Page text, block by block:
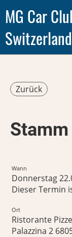
MG Car
Switzerland
Zurück
Wann
Donnerstag
Dieser Termin
Ort
Ristorante
Palazzina 2